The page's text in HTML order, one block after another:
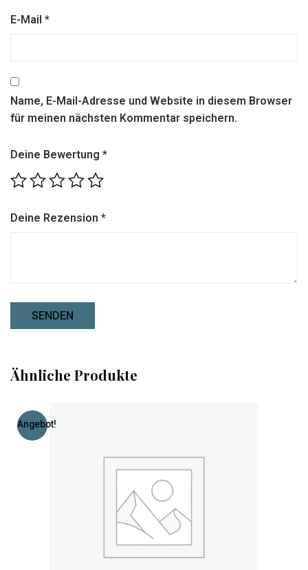
E-Mail *
Name, E-Mail-Adresse und Website in diesem Browser
für meinen nächsten Kommentar speichern.
Deine Bewertung *
Deine Rezension *
Ähnliche Produkte
Angebot!